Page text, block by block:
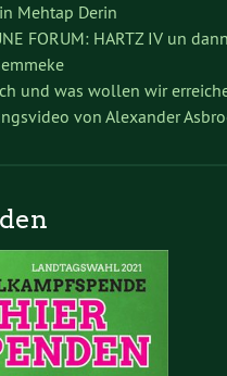
Mehtap Derin
FORUM: HARTZ IV un
und was wollen wir
von Alexander